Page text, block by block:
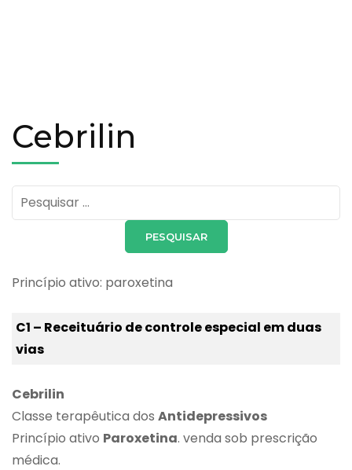
Cebrilin
Pesquisar
por:
Princípio ativo: paroxetina
C1 – Receituário de controle especial em duas
vias
Cebrilin
Classe terapêutica dos Antidepressivos
Princípio ativo Paroxetina. venda sob prescrição
médica.